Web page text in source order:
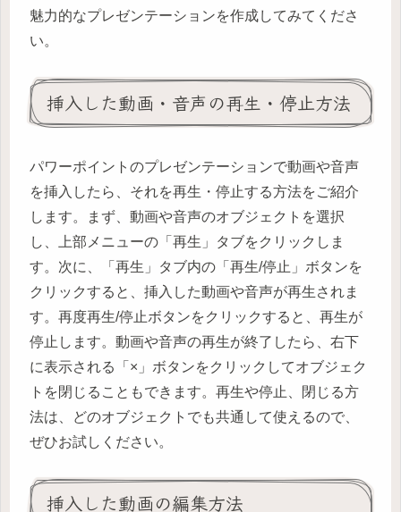
魅力的なプレゼンテーションを作成してみてくださ
い。
挿入した動画・音声の再生・停止方法
パワーポイントのプレゼンテーションで動画や音声
を挿入したら、それを再生・停止する方法をご紹介
します。まず、動画や音声のオブジェクトを選択
し、上部メニューの「再生」タブをクリックしま
す。次に、「再生」タブ内の「再生/停止」ボタンを
クリックすると、挿入した動画や音声が再生されま
す。再度再生/停止ボタンをクリックすると、再生が
停止します。動画や音声の再生が終了したら、右下
に表示される「×」ボタンをクリックしてオブジェク
トを閉じることもできます。再生や停止、閉じる方
法は、どのオブジェクトでも共通して使えるので、
ぜひお試しください。
挿入した動画の編集方法